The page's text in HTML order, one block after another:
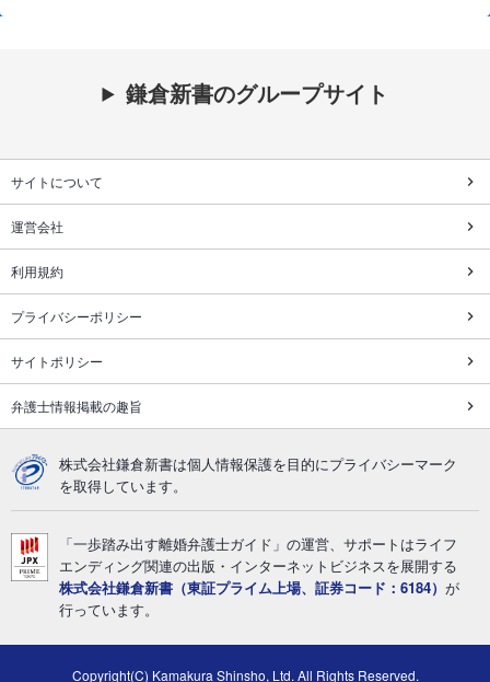
鎌倉新書のグループサイト
サイトについて
運営会社
利用規約
プライバシーポリシー
サイトポリシー
弁護士情報掲載の趣旨
株式会社鎌倉新書は個人情報保護を目的にプライバシーマーク
を取得しています。
「一歩踏み出す離婚弁護士ガイド」の運営、サポートはライフ
エンディング関連の出版・インターネットビジネスを展開する
株式会社鎌倉新書（東証プライム上場、証券コード：6184） が
行っています。
Copyright(C) Kamakura Shinsho, Ltd. All Rights Reserved.